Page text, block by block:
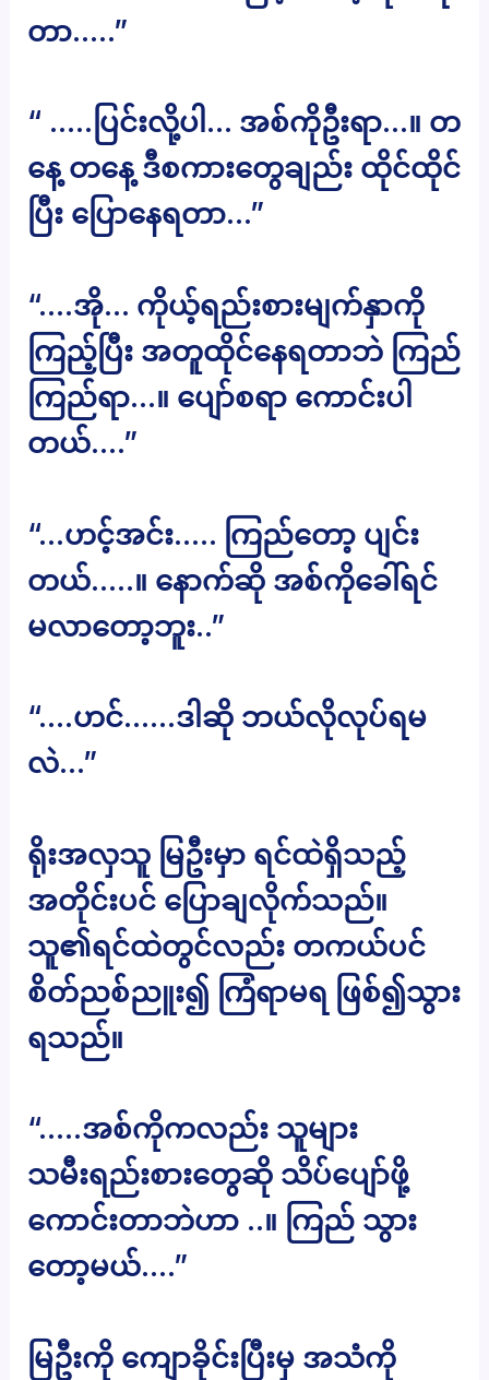
တာ…..”
“ …..ပြင်းလို့ပါ… အစ်ကိုဦးရာ…။ တ
နေ့ တနေ့ ဒီစကားတွေချည်း ထိုင်ထိုင်
ပြီး ပြောနေရတာ…”
“….အို… ကိုယ့်ရည်းစားမျက်နှာကို
ကြည့်ပြီး အတူထိုင်နေရတာဘဲ ကြည်
ကြည်ရာ…။ ပျော်စရာ ကောင်းပါ
တယ်….”
“…ဟင့်အင်း….. ကြည်တော့ ပျင်း
တယ်…..။ နောက်ဆို အစ်ကိုခေါ်ရင်
မလာတော့ဘူး..”
“….ဟင်……ဒါဆို ဘယ်လိုလုပ်ရမ
လဲ…”
ရိုးအလှသူ မြဦးမှာ ရင်ထဲရှိသည့်
အတိုင်းပင် ပြောချလိုက်သည်။
သူ၏ရင်ထဲတွင်လည်း တကယ်ပင်
စိတ်ညစ်ညူး၍ ကြံရာမရ ဖြစ်၍သွား
ရသည်။
“…..အစ်ကိုကလည်း သူများ
သမီးရည်းစားတွေဆို သိပ်ပျော်ဖို့
ကောင်းတာဘဲဟာ ..။ ကြည် သွား
တော့မယ်….”
မြဦးကို ကျောခိုင်းပြီးမှ အသံကို